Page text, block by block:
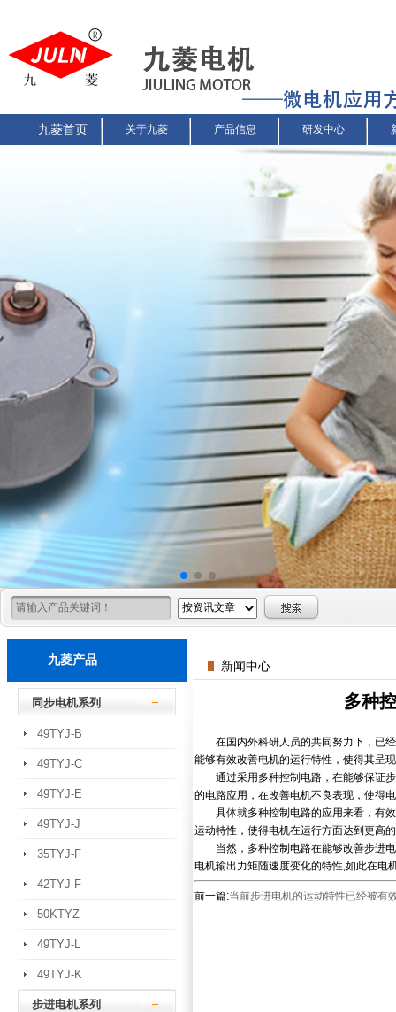
九菱首页 关于九菱 产品信息 研发中心
九菱产品
同步电机系列
49TYJ-B
49TYJ-C
49TYJ-E
49TYJ-J
35TYJ-F
42TYJ-F
50KTYZ
49TYJ-L
49TYJ-K
步进电机系列
新闻中心
多种
在国内外科研人员的共同努力下，已
能够有效改善电机的运行特性，使得其呈
通过采用多种控制电路，在能够保证步
的电路应用，在改善电机不良表现，使得
具体就多种控制电路的应用来看，有效
运动特性，使得电机在运行方面达到更高
当然，多种控制电路在能够改善步进电
电机输出力矩随速度变化的特性,如此在电
前一篇:当前步进电机的运动特性已经被有